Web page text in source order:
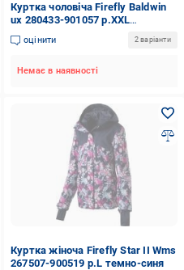
Куртка чоловіча Firefly Baldwin
ux 280433-901057 р.XXL
оливкова
оцінити 2 варіанти
Немає в наявності
Куртка жіноча Firefly Star II Wms
267507-900519 р.L темно-синя